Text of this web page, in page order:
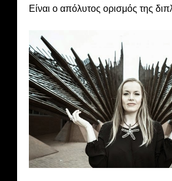
Είναι ο απόλυτος ορισμός της